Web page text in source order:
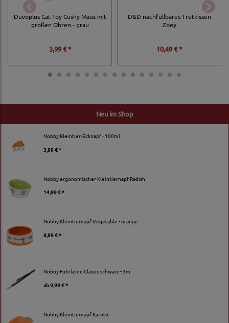
Neu im Shop
Nobby Kleintier-Ecknapf - 100ml
3,99 € *
Nobby ergonomischer Kleintiernapf Radish
14,99 € *
Nobby Kleintiernapf Vegetable - orange
8,99 € *
Nobby Führleine Classic schwarz - 3m
ab9,99 € *
Nobby Kleintiernapf Karoto
Duvoplus Cat Toy Cushy Maus mit
großen Ohren - grau
3,99 € *
D&D nachfüllbares Tretkissen
Zoey
10,49 € *